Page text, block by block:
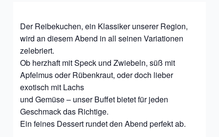
Der Reibekuchen, ein Klassiker unserer Region,
wird an diesem Abend in all seinen Variationen
zelebriert.
Ob herzhaft mit Speck und Zwiebeln, süß mit
Apfelmus oder Rübenkraut, oder doch lieber
exotisch mit Lachs
und Gemüse – unser Buffet bietet für jeden
Geschmack das Richtige.
Ein feines Dessert rundet den Abend perfekt ab.